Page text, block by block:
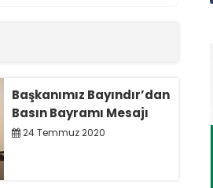
Başkanımız Bayındır’dan
Basın Bayramı Mesajı
24 Temmuz 2020